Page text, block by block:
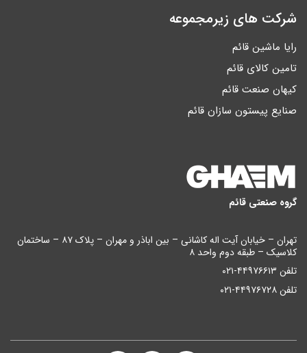
شرکت های زیرمجموعه
رایا ماشین قائم
تامین کالای قائم
کیهان صنعت قائم
صنایع پیستون سازان قائم
گروه صنعتی قائم
تهران – خیابان آیت اله کاشانی – بین اباذر و مهران – پلاک ۸۷ – ساختمان
کلاسیک – طبقه دوم واحد ۸
تلفن ۴۴۹۷۶۶۱۳-۰۲۱
تلفن ۴۴۹۷۶۷۲۸-۰۲۱